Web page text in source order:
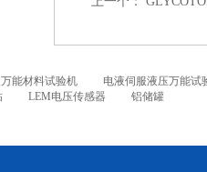
能材料试验机
电液伺服液压万能试
LEM电压传感器 铝储罐